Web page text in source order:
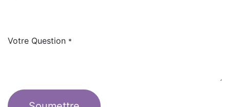
Votre Question *